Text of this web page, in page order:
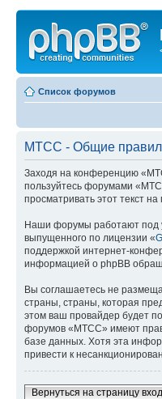
Список форумов
МТСС - Общие
Заходя на конференцию
пользуйтесь форумами
просматривать этот текст
Наши форумы работают под
выпущенного по лицензии «
поддержкой интернет-
информацией о phpBB
Вы соглашаетесь не
страны, страны, которая
этом ваш провайдер будет
форумов «МТСС» имеют
базе данных. Хотя эта
привести к
Вернуться на страницу